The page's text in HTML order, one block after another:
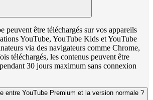
peuvent être téléchargés sur vos appareils
YouTube, YouTube Kids et YouTube
via des navigateurs comme Chrome,
téléchargés, les contenus peuvent être
30 jours maximum sans connexion
entre YouTube Premium et la version normale ?